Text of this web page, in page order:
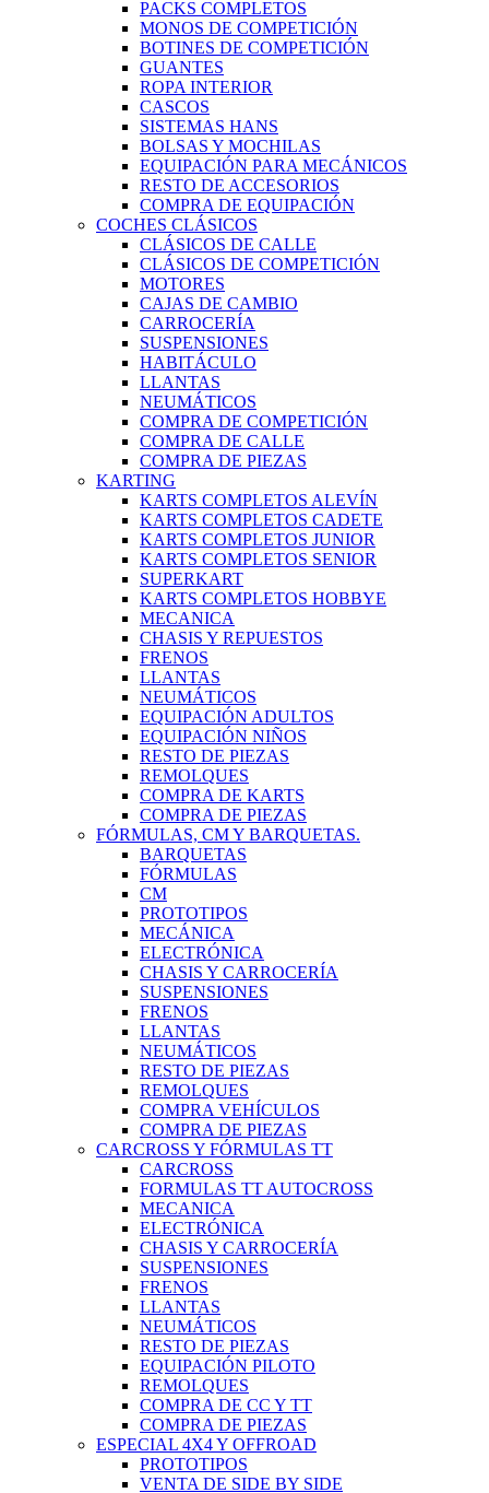
PACKS COMPLETOS
MONOS DE COMPETICIÓN
BOTINES DE COMPETICIÓN
GUANTES
ROPA INTERIOR
CASCOS
SISTEMAS HANS
BOLSAS Y MOCHILAS
EQUIPACIÓN PARA MECÁNICOS
RESTO DE ACCESORIOS
COMPRA DE EQUIPACIÓN
COCHES CLÁSICOS
CLÁSICOS DE CALLE
CLÁSICOS DE COMPETICIÓN
MOTORES
CAJAS DE CAMBIO
CARROCERÍA
SUSPENSIONES
HABITÁCULO
LLANTAS
NEUMÁTICOS
COMPRA DE COMPETICIÓN
COMPRA DE CALLE
COMPRA DE PIEZAS
KARTING
KARTS COMPLETOS ALEVÍN
KARTS COMPLETOS CADETE
KARTS COMPLETOS JUNIOR
KARTS COMPLETOS SENIOR
SUPERKART
KARTS COMPLETOS HOBBYE
MECANICA
CHASIS Y REPUESTOS
FRENOS
LLANTAS
NEUMÁTICOS
EQUIPACIÓN ADULTOS
EQUIPACIÓN NIÑOS
RESTO DE PIEZAS
REMOLQUES
COMPRA DE KARTS
COMPRA DE PIEZAS
FÓRMULAS, CM Y BARQUETAS.
BARQUETAS
FÓRMULAS
CM
PROTOTIPOS
MECÁNICA
ELECTRÓNICA
CHASIS Y CARROCERÍA
SUSPENSIONES
FRENOS
LLANTAS
NEUMÁTICOS
RESTO DE PIEZAS
REMOLQUES
COMPRA VEHÍCULOS
COMPRA DE PIEZAS
CARCROSS Y FÓRMULAS TT
CARCROSS
FORMULAS TT AUTOCROSS
MECANICA
ELECTRÓNICA
CHASIS Y CARROCERÍA
SUSPENSIONES
FRENOS
LLANTAS
NEUMÁTICOS
RESTO DE PIEZAS
EQUIPACIÓN PILOTO
REMOLQUES
COMPRA DE CC Y TT
COMPRA DE PIEZAS
ESPECIAL 4X4 Y OFFROAD
PROTOTIPOS
VENTA DE SIDE BY SIDE